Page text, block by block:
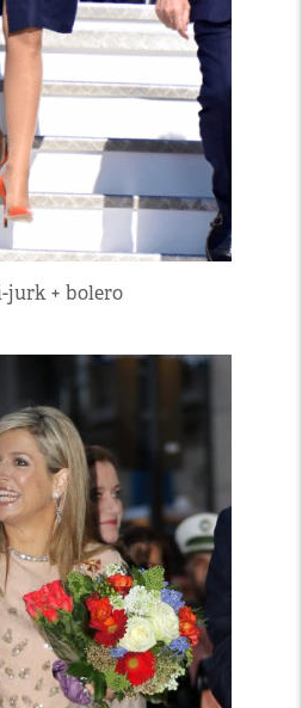
jurk + bolero